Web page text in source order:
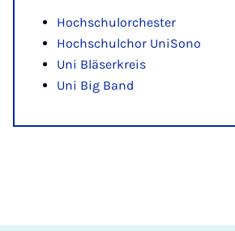
Hochschulorchester
Hochschulchor UniSono
Uni Bläserkreis
Uni Big Band